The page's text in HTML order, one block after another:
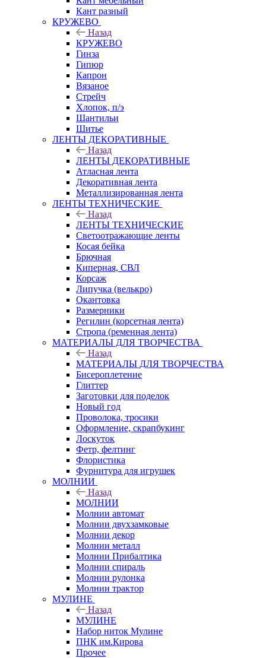
Кант разный
КРУЖЕВО
Назад
КРУЖЕВО
Гинза
Гипюр
Капрон
Вязаное
Стрейч
Хлопок, п/э
Шантильи
Шитье
ЛЕНТЫ ДЕКОРАТИВНЫЕ
Назад
ЛЕНТЫ ДЕКОРАТИВНЫЕ
Атласная лента
Декоративная лента
Металлизированная лента
ЛЕНТЫ ТЕХНИЧЕСКИЕ
Назад
ЛЕНТЫ ТЕХНИЧЕСКИЕ
Светоотражающие ленты
Косая бейка
Брючная
Киперная, СВЛ
Корсаж
Липучка (велькро)
Окантовка
Размерники
Регилин (корсетная лента)
Стропа (ременная лента)
МАТЕРИАЛЫ ДЛЯ ТВОРЧЕСТВА
Назад
МАТЕРИАЛЫ ДЛЯ ТВОРЧЕСТВА
Бисероплетение
Глиттер
Заготовки для поделок
Новый год
Проволока, тросики
Оформление, скрапбукинг
Лоскуток
Фетр, фелтинг
Флористика
Фурнитура для игрушек
МОЛНИИ
Назад
МОЛНИИ
Молнии автомат
Молнии двухзамковые
Молнии декор
Молнии металл
Молнии Прибалтика
Молнии спираль
Молнии рулонка
Молнии трактор
МУЛИНЕ
Назад
МУЛИНЕ
Набор ниток Мулине
ПНК им.Кирова
Прочее